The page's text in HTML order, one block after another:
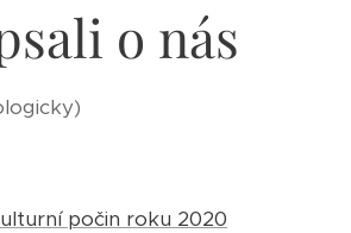
o nás
počin roku 2020